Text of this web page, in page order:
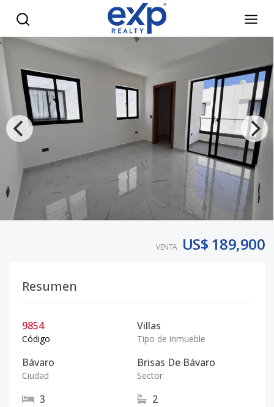
VENTA US$ 189,900
Resumen
9854
Código
Villas
Tipo de inmueble
Bávaro
Ciudad
Brisas De Bávaro
Sector
3 2
Villa Lista 3 Hab. | Brisas de Bávaro, Punta Cana - eXp